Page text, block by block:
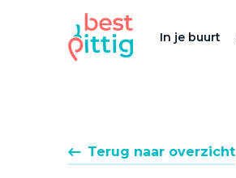
In je buurt
Terug naar overzicht